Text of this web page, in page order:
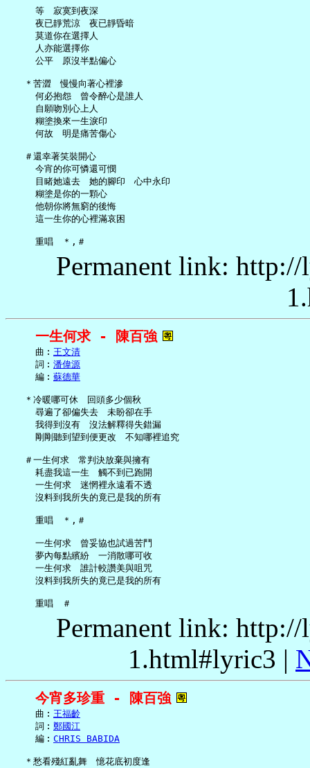
     等　寂寞到夜深
     夜已靜荒涼　夜已靜昏暗
     莫道你在選擇人
     人亦能選擇你
     公平　原沒半點偏心
   ＊苦澀　慢慢向著心裡滲
     何必抱怨　曾令醉心是誰人
     自願吻別心上人
     糊塗換來一生淚印
     何故　明是痛苦傷心
   ＃還幸著笑裝開心
     今宵的你可憐還可憫
     目睹她遠去　她的腳印　心中永印
     糊塗是你的一顆心
     他朝你將無窮的後悔
     這一生你的心裡滿哀困
Permanent link:
一生何求 - 陳百強
     曲︰
王文清
     詞︰
潘偉源
     編︰
蘇德華
   ＊冷暖哪可休　回頭多少個秋
     尋遍了卻偏失去　未盼卻在手
     我得到沒有　沒法解釋得失錯漏
     剛剛聽到望到便更改　不知哪裡追究
   ＃一生何求　常判決放棄與擁有
     耗盡我這一生　觸不到已跑開
     一生何求　迷惘裡永遠看不透
     沒料到我所失的竟已是我的所有
     重唱　＊,＃
     一生何求　曾妥協也試過苦鬥
     夢內每點繽紛　一消散哪可收
     一生何求　誰計較讚美與咀咒
     沒料到我所失的竟已是我的所有
Permanent link:
1.html#lyric3 |
今宵多珍重 - 陳百強
     曲︰
王福齡
     詞︰
鄭國江
     編︰
CHRIS BABIDA
   ＊愁看殘紅亂舞　憶花底初度逢